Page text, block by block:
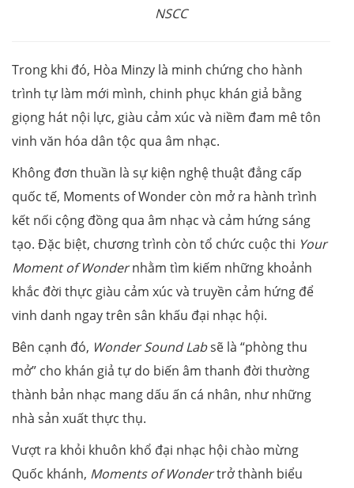
NSCC
Trong khi đó, Hòa Minzy là minh chứng cho hành
trình tự làm mới mình, chinh phục khán giả bằng
giọng hát nội lực, giàu cảm xúc và niềm đam mê tôn
vinh văn hóa dân tộc qua âm nhạc.
Không đơn thuần là sự kiện nghệ thuật đẳng cấp
quốc tế, Moments of Wonder còn mở ra hành trình
kết nối cộng đồng qua âm nhạc và cảm hứng sáng
tạo. Đặc biệt, chương trình còn tổ chức cuộc thi Your
Moment of Wondernhằm tìm kiếm những khoảnh
khắc đời thực giàu cảm xúc và truyền cảm hứng để
vinh danh ngay trên sân khấu đại nhạc hội.
Bên cạnh đó, Wonder Sound Labsẽ là “phòng thu
mở” cho khán giả tự do biến âm thanh đời thường
thành bản nhạc mang dấu ấn cá nhân, như những
nhà sản xuất thực thụ.
Vượt ra khỏi khuôn khổ đại nhạc hội chào mừng
Quốc khánh, Moments of Wondertrở thành biểu